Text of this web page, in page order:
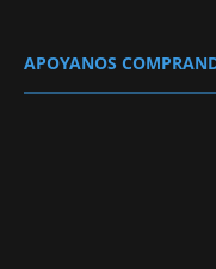
APOYANOS